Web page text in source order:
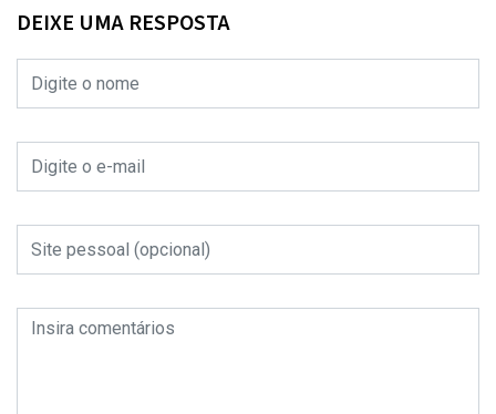
DEIXE UMA RESPOSTA